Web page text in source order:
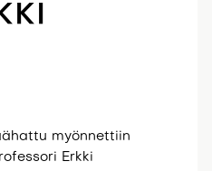
myönnettiin
Erkki